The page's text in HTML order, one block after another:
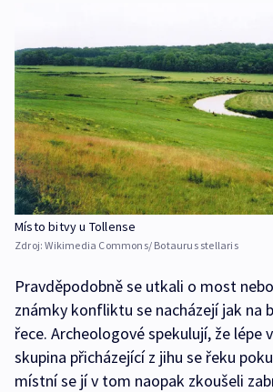
Místo bitvy u Tollense
Zdroj:Wikimedia Commons/ Botaurus stellaris
Pravděpodobně se utkali o most
známky konfliktu se nacházejí jak na
řece. Archeologové spekulují, že lépe
skupina přicházející z jihu se řeku
místní se jí v tom naopak zkoušeli